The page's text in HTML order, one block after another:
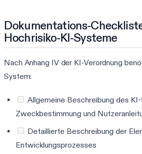
Dokumentations-
Hochrisiko-KI-Systeme
Nach Anhang IV der KI-Verordnung
System:
Allgemeine Beschreibung des
Zweckbestimmung und
Detaillierte Beschreibung der
Entwicklungsprozesses